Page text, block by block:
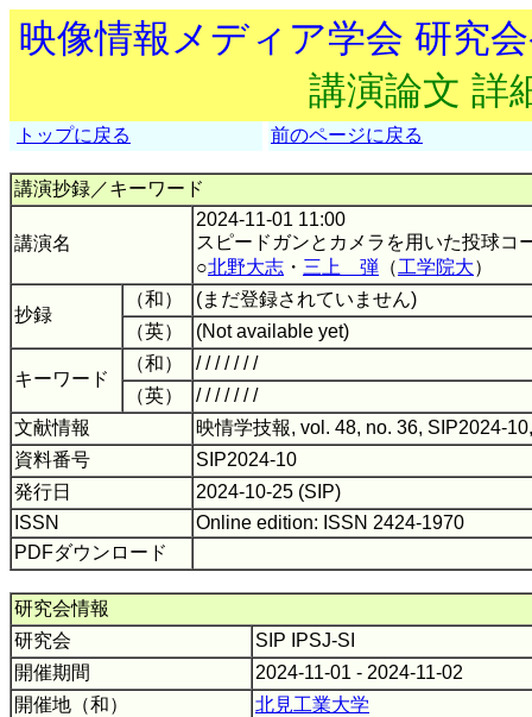
映像情報メディア学会 研究
講演論文 詳
トップに戻る 前のページに戻る
講演抄録／キーワード
講演名
2024-11-01 11:00
スピードガンとカメラを用いた投球コ
○北野大志 ・ 三上 弾 （工学院大）
抄録
（和）
(まだ登録されていません)
（英）
(Not available yet)
キーワード
（和）
/ / / / / / /
（英）
/ / / / / / /
文献情報
映情学技報, vol. 48, no. 36, SIP2024-
資料番号
SIP2024-10
発行日
2024-10-25 (SIP)
ISSN
Online edition: ISSN 2424-1970
PDFダウンロード
研究会情報
研究会
SIP IPSJ-SI
開催期間
2024-11-01 - 2024-11-02
開催地（和）
北見工業大学